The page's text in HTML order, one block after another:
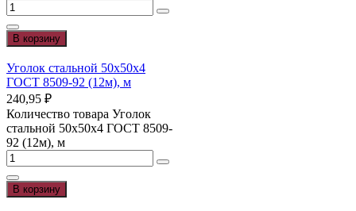
В корзину
Уголок стальной 50х50х4
ГОСТ 8509-92 (12м), м
240,95 ₽
Количество товара Уголок
стальной 50х50х4 ГОСТ 8509-
92 (12м), м
В корзину